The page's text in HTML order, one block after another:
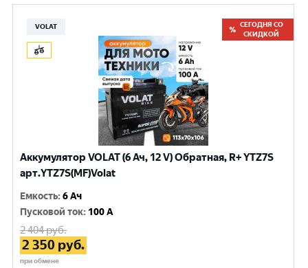
VOLAT
СЕГОДНЯ СО
СКИДКОЙ
Аккумулятор VOLAT (6 Ач, 12 V) Обратная, R+ YTZ7S
арт.YTZ7S(MF)Volat
Емкость:6 Ач
Пусковой ток: 100 A
2 404руб.
2 350 руб.
при обмене